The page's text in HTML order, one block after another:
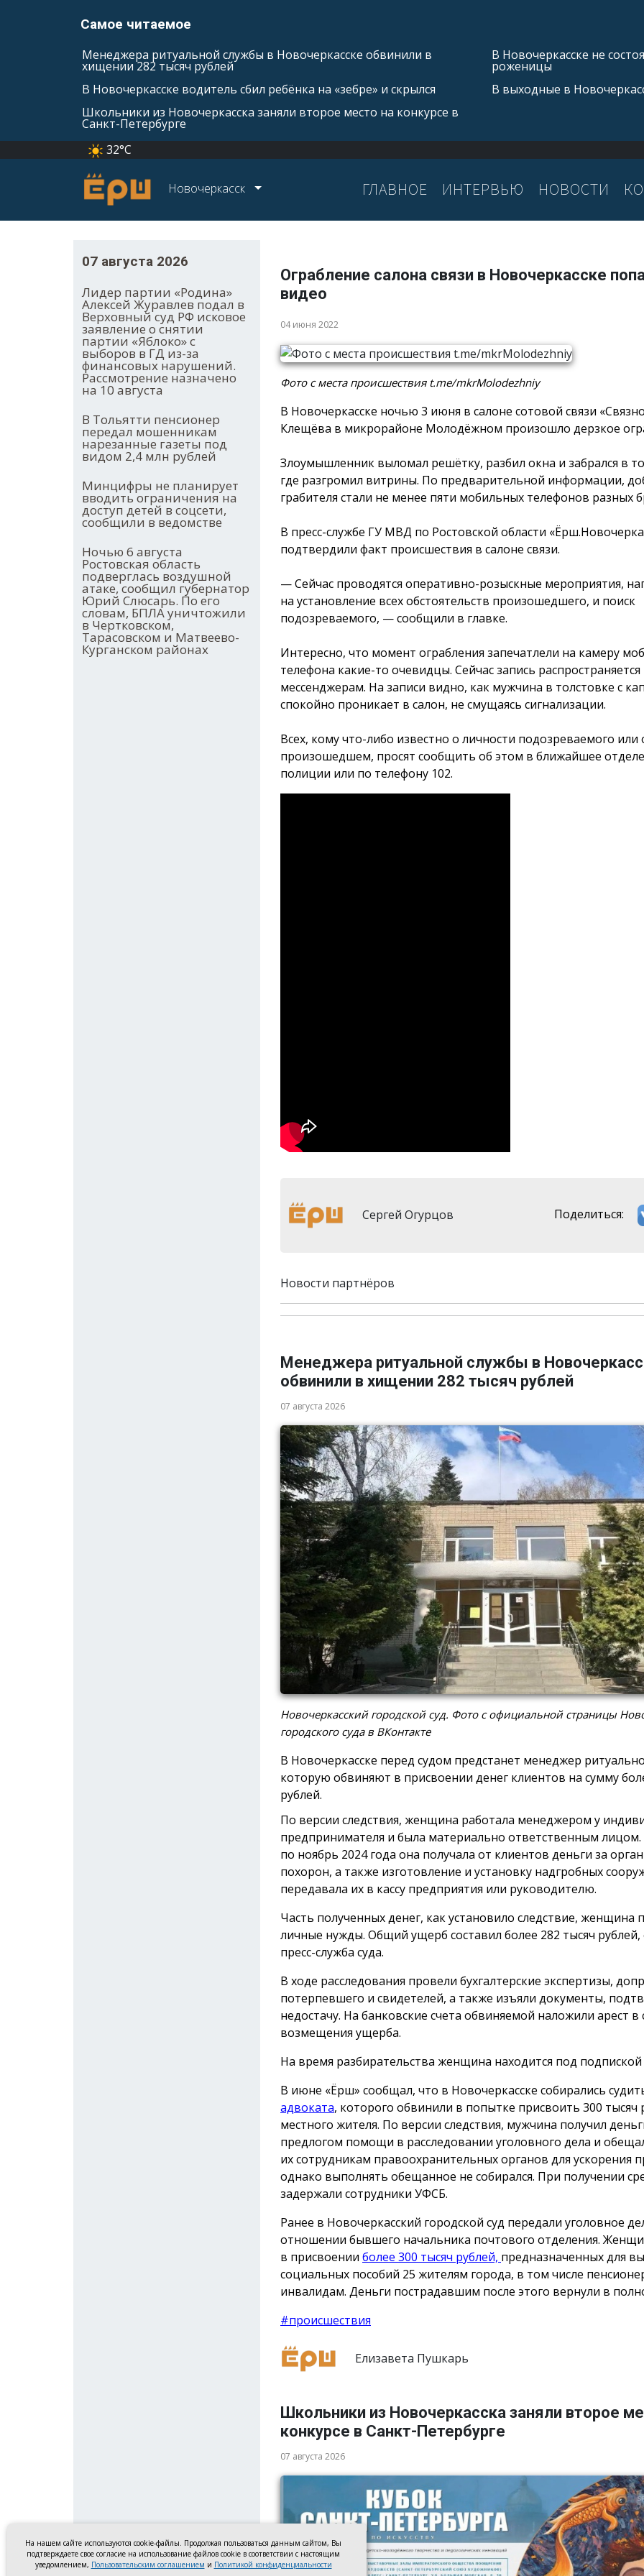
Самое читаемое
Менеджера ритуальной службы в Новочеркасске обвинили в
хищении 282 тысяч рублей
В Новочеркасске водитель сбил ребёнка на «зебре» и скрылся
Школьники из Новочеркасска заняли второе место на конкурсе в
Санкт-Петербурге
В Новочеркасске не
роженицы
В выходные в
32°C
Новочеркасск ГЛАВНОЕ ИНТЕРВЬЮ НОВОСТИ
07 августа 2026
Лидер партии «Родина»
Алексей Журавлев подал в
Верховный суд РФ исковое
заявление о снятии
партии «Яблоко» с
выборов в ГД из-за
финансовых нарушений.
Рассмотрение назначено
на 10 августа
В Тольятти пенсионер
передал мошенникам
нарезанные газеты под
видом 2,4 млн рублей
Минцифры не планирует
вводить ограничения на
доступ детей в соцсети,
сообщили в ведомстве
Ночью 6 августа
Ростовская область
подверглась воздушной
атаке, сообщил губернатор
Юрий Слюсарь. По его
словам, БПЛА уничтожили
в Чертковском,
Тарасовском и Матвеево-
Курганском районах
Ограбление салона связи в Новочеркасске
видео
04 июня 2022
Фото с места происшествия t.me/mkrMolodezhniy
В Новочеркасске ночью 3 июня в салоне сотовой связи
Клещёва в микрорайоне Молодёжном произошло дерзкое
Злоумышленник выломал решётку, разбил окна и забрался в
где разгромил витрины. По предварительной информации,
грабителя стали не менее пяти мобильных телефонов разных
В пресс-службе ГУ МВД по Ростовской области
подтвердили факт происшествия в салоне связи.
— Сейчас проводятся оперативно-розыскные мероприятия,
на установление всех обстоятельств произошедшего, и поиск
подозреваемого, — сообщили в главке.
Интересно, что момент ограбления запечатлели на камеру
телефона какие-то очевидцы. Сейчас запись
мессенджерам. На записи видно, как мужчина в толстовке с
спокойно проникает в салон, не смущаясь сигнализации.
Всех, кому что-либо известно о личности подозреваемого или
произошедшем, просят сообщить об этом в ближайшее
полиции или по телефону 102.
Сергей Огурцов Поделиться:
Новости партнёров
Менеджера ритуальной службы в
обвинили в хищении 282 тысяч рублей
07 августа 2026
Новочеркасский городской суд. Фото с официальной страницы
городского суда в ВКонтакте
В Новочеркасске перед судом предстанет менеджер
которую обвиняют в присвоении денег клиентов на сумму
рублей.
По версии следствия, женщина работала менеджером у
предпринимателя и была материально ответственным лицом.
по ноябрь 2024 года она получала от клиентов деньги за
похорон, а также изготовление и установку надгробных
передавала их в кассу предприятия или руководителю.
Часть полученных денег, как установило следствие, женщина
личные нужды. Общий ущерб составил более 282 тысяч
пресс-служба суда.
В ходе расследования провели бухгалтерские экспертизы,
потерпевшего и свидетелей, а также изъяли документы,
недостачу. На банковские счета обвиняемой наложили арест в
возмещения ущерба.
На время разбирательства женщина находится под
В июне «Ёрш» сообщал, что в Новочеркасске собирались
адвоката, которого обвинили в попытке присвоить 300 тысяч
местного жителя. По версии следствия, мужчина получил
предлогом помощи в расследовании уголовного дела и
их сотрудникам правоохранительных органов для ускорения
однако выполнять обещанное не собирался. При получении
задержали сотрудники УФСБ.
Ранее в Новочеркасский городской суд передали уголовное
отношении бывшего начальника почтового отделения.
в присвоении более 300 тысяч рублей, предназначенных для
социальных пособий 25 жителям города, в том числе
инвалидам. Деньги пострадавшим после этого вернули в
#происшествия
Елизавета Пушкарь
Школьники из Новочеркасска заняли второе
конкурсе в Санкт-Петербурге
07 августа 2026
На нашем сайте используются cookie-файлы. Продолжая пользоваться данным сайтом, Вы
подтверждаете свое согласие на использование файлов cookie в соответствии с настоящим
уведомлением, Пользовательским соглашением и Политикой конфиденциальности